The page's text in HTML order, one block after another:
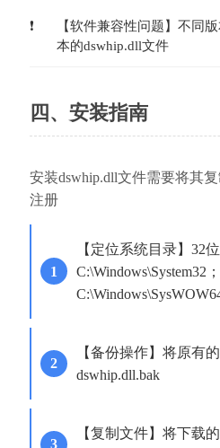
【软件兼容性问题】不同
本的dswhip.dll文件
四、安装指南
安装dswhip.dll文件需要将其
注册
【定位系统目录】32
C:\Windows\System32
【备份操作】将原有
dswhip.dll.bak
【复制文件】将下载